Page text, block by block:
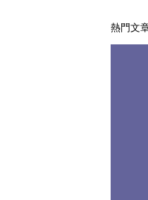
熱門文